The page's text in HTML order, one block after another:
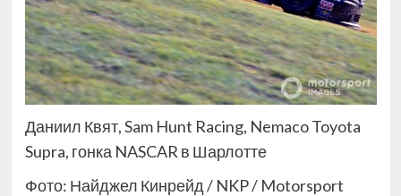
Даниил Квят, Sam Hunt Racing, Nemaco Toyota
Supra, гонка NASCAR в Шарлотте
Фото: Найджел Кинрейд / NKP / Motorsport